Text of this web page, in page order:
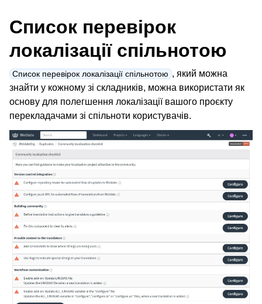
navigation of Настанови з налаштовування
Список перевірок
локалізації спільнотою
Список перевірок локалізації спільнотою , який можна
знайти у кожному зі складників, можна використати як
основу для полегшення локалізації вашого проєкту
перекладачами зі спільноти користувачів.